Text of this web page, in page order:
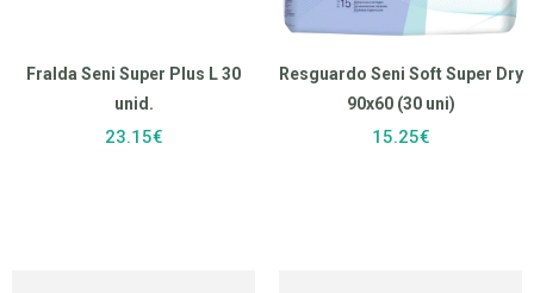
Fralda Seni Super Plus L 30
unid.
23.15€
Resguardo Seni Soft Super Dry
90x60 (30 uni)
15.25€